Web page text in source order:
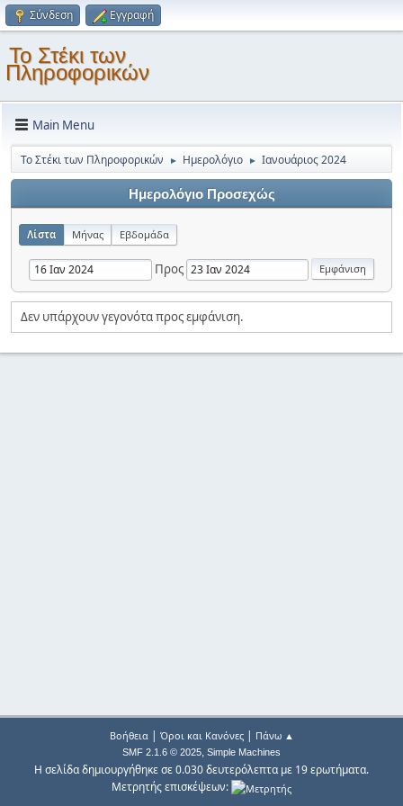
Σύνδεση Εγγραφή
Το Στέκι των
Πληροφορικών
Main Menu
Το Στέκι των Πληροφορικών ► Ημερολόγιο ► Ιανουάριος 2024
Ημερολόγιο Προσεχώς
Λίστα Μήνας Εβδομάδα
Προς
Δεν υπάρχουν γεγονότα προς εμφάνιση.
Βοήθεια| Όροι και Κανόνες| Πάνω ▲
SMF 2.1.6 © 2025, Simple Machines
Η σελίδα δημιουργήθηκε σε 0.030 δευτερόλεπτα με 19 ερωτήματα.
Μετρητής επισκέψεων: